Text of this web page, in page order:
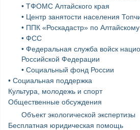
• ТФОМС Алтайского края
• Центр занятости населения
• ППК «Роскадастр» по
• ФСС
• Федеральная служба войск
Российской Федерации
• Социальный фонд России
• Социальная поддержка
Культура, молодежь и спорт
Общественные обсуждения
Объект экологической экспертизы
Бесплатная юридическая помощь